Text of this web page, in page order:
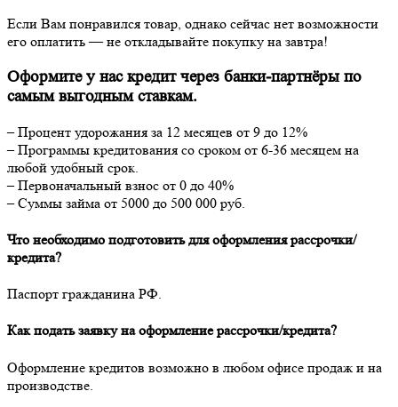
Если Вам понравился товар, однако сейчас нет возможности
его оплатить — не откладывайте покупку на завтра!
Оформите у нас кредит через банки-партнёры по
самым выгодным ставкам.
– Процент удорожания за 12 месяцев от 9 до 12%
– Программы кредитования со сроком от 6-36 месяцем на
любой удобный срок.
– Первоначальный взнос от 0 до 40%
– Суммы займа от 5000 до 500 000 руб.
Что необходимо подготовить для оформления рассрочки/
кредита?
Паспорт гражданина РФ.
Как подать заявку на оформление рассрочки/кредита?
Оформление кредитов возможно в любом офисе продаж и на
производстве.